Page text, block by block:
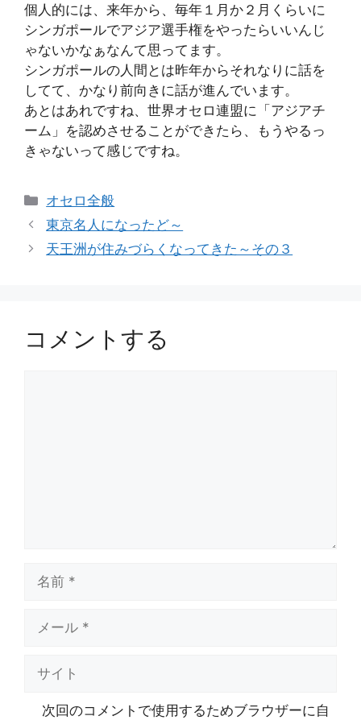
個人的には、来年から、毎年１月か２月くらいに
シンガポールでアジア選手権をやったらいいんじ
ゃないかなぁなんて思ってます。
シンガポールの人間とは昨年からそれなりに話を
してて、かなり前向きに話が進んでいます。
あとはあれですね、世界オセロ連盟に「アジアチ
ーム」を認めさせることができたら、もうやるっ
きゃないって感じですね。
カ
テ
リ
オセロ全般
東京名人になったど～
天王洲が住みづらくなってきた～その３
コメントする
次回のコメントで使用するためブラウザーに自